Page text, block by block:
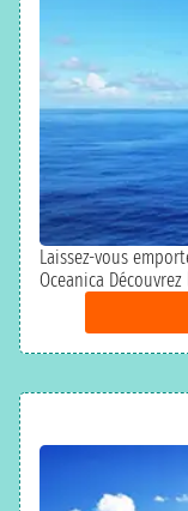
Laissez-vous
Oceanica